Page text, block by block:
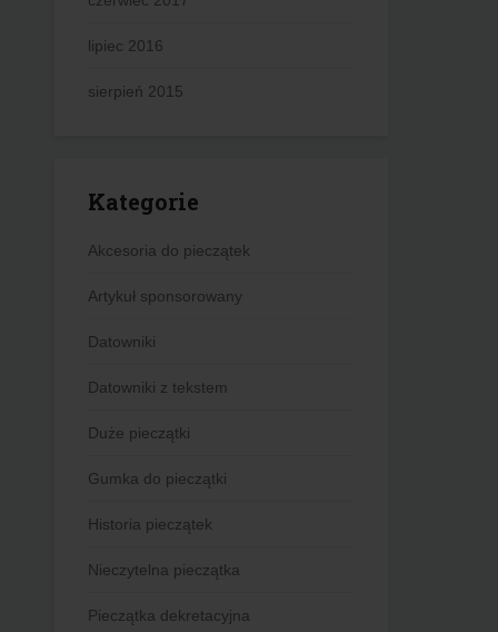
lipiec 2016
sierpień 2015
Kategorie
Akcesoria do pieczątek
Artykuł sponsorowany
Datowniki
Datowniki z tekstem
Duże pieczątki
Gumka do pieczątki
Historia pieczątek
Nieczytelna pieczątka
Pieczątka dekretacyjna